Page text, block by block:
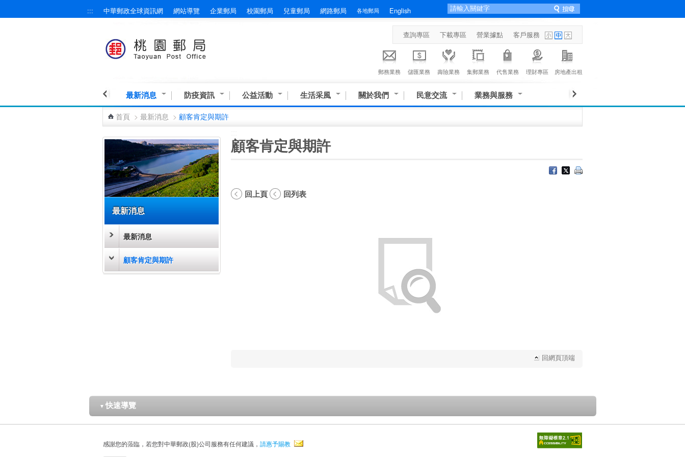
::: 中華郵政全球資訊網 網站導覽 企業郵局 校園郵局 兒童郵局 網路郵局 各地郵局 English
查詢專區 下載專區 營業據點 客戶服務
郵務業務 儲匯業務 壽險業務 集郵業務 代售業務 理財專區 房地產出租
最新消息 防疫資訊 公益活動 生活采風 關於我們 民意交流 業務與服務
首頁 > 最新消息 > 顧客肯定與期許
最新消息
最新消息
顧客肯定與期許
顧客肯定與期許
回上頁 回列表
回網頁頂端
▼ 快速導覽
感謝您的蒞臨，若您對中華郵政(股)公司服務有任何建議， 請惠予賜教